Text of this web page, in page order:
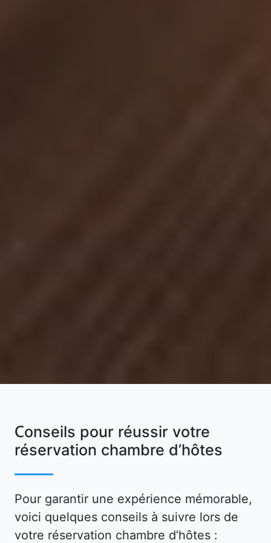
Conseils pour réussir votre
réservation chambre d’hôtes
Pour garantir une expérience mémorable,
voici quelques conseils à suivre lors de
votre réservation chambre d’hôtes :